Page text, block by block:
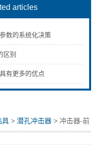
articles
数的系统化决策
区别
有更多的优点
具 >潜孔冲击器 > 冲击器-前